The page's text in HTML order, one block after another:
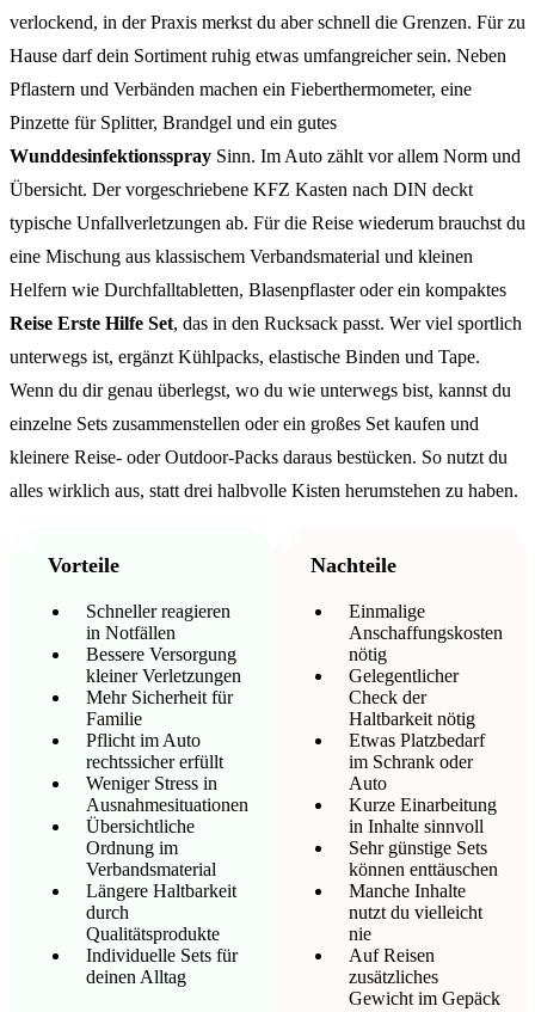
verlockend, in der Praxis merkst du aber schnell die Grenzen. Für zu
Hause darf dein Sortiment ruhig etwas umfangreicher sein. Neben
Pflastern und Verbänden machen ein Fieberthermometer, eine
Pinzette für Splitter, Brandgel und ein gutes
Wunddesinfektionsspray Sinn. Im Auto zählt vor allem Norm und
Übersicht. Der vorgeschriebene KFZ Kasten nach DIN deckt
typische Unfallverletzungen ab. Für die Reise wiederum brauchst du
eine Mischung aus klassischem Verbandsmaterial und kleinen
Helfern wie Durchfalltabletten, Blasenpflaster oder ein kompaktes
Reise Erste Hilfe Set, das in den Rucksack passt. Wer viel sportlich
unterwegs ist, ergänzt Kühlpacks, elastische Binden und Tape.
Wenn du dir genau überlegst, wo du wie unterwegs bist, kannst du
einzelne Sets zusammenstellen oder ein großes Set kaufen und
kleinere Reise- oder Outdoor-Packs daraus bestücken. So nutzt du
alles wirklich aus, statt drei halbvolle Kisten herumstehen zu haben.
Vorteile
Schneller reagieren
in Notfällen
Bessere Versorgung
kleiner Verletzungen
Mehr Sicherheit für
Familie
Pflicht im Auto
rechtssicher erfüllt
Weniger Stress in
Ausnahmesituationen
Übersichtliche
Ordnung im
Verbandsmaterial
Längere Haltbarkeit
durch
Qualitätsprodukte
Individuelle Sets für
deinen Alltag
Nachteile
Einmalige
Anschaffungskosten
nötig
Gelegentlicher
Check der
Haltbarkeit nötig
Etwas Platzbedarf
im Schrank oder
Auto
Kurze Einarbeitung
in Inhalte sinnvoll
Sehr günstige Sets
können enttäuschen
Manche Inhalte
nutzt du vielleicht
nie
Auf Reisen
zusätzliches
Gewicht im Gepäck